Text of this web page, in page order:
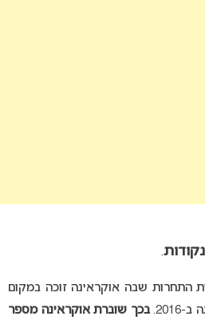
.
התחרות שבה אוקראינה זוכה במקום
בכך שוברת אוקראינה מספר